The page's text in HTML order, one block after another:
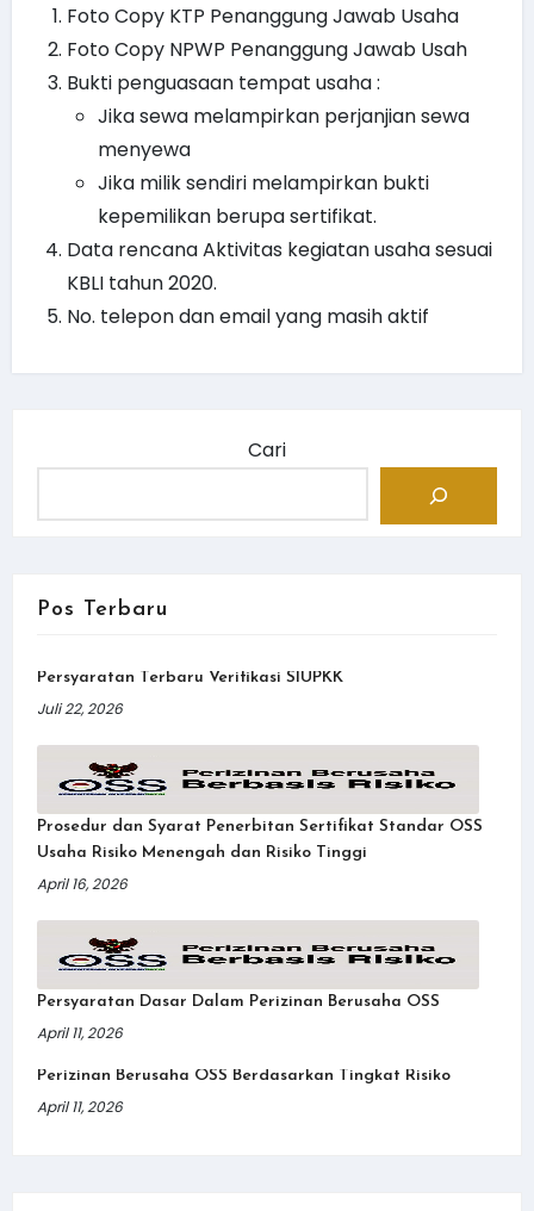
Foto Copy KTP Penanggung Jawab Usaha
Foto Copy NPWP Penanggung Jawab Usah
Bukti penguasaan tempat usaha :
Jika sewa melampirkan perjanjian sewa
menyewa
Jika milik sendiri melampirkan bukti
kepemilikan berupa sertifikat.
Data rencana Aktivitas kegiatan usaha sesuai
KBLI tahun 2020.
No. telepon dan email yang masih aktif
Cari
Pos Terbaru
Persyaratan Terbaru Verifikasi SIUPKK
Juli 22, 2026
Prosedur dan Syarat Penerbitan Sertifikat Standar OSS
Usaha Risiko Menengah dan Risiko Tinggi
April 16, 2026
Persyaratan Dasar Dalam Perizinan Berusaha OSS
April 11, 2026
Perizinan Berusaha OSS Berdasarkan Tingkat Risiko
April 11, 2026